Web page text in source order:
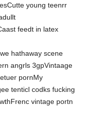
young teenrr
feedt in latex
hathaway scene
angrls 3gpVintaage
pornMy
tenticl codks fucking
vintage portn